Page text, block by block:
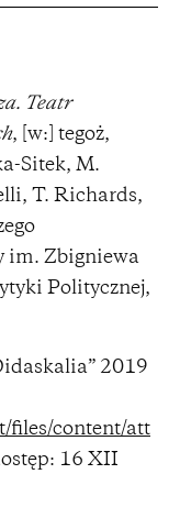
Teatr
, [w:] tegoż,
Sitek, M.
T. Richards,
im. Zbigniewa
Politycznej,
2019
files/content/att
16 XII